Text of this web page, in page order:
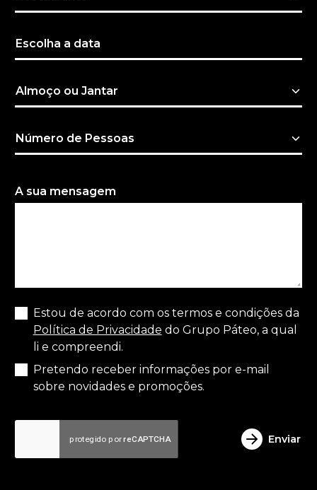
A sua mensagem
Estou de acordo com os termos e condições da
Política de Privacidade do Grupo Páteo, a qual
li e compreendi.
Pretendo receber informações por e-mail
sobre novidades e promoções.
Enviar